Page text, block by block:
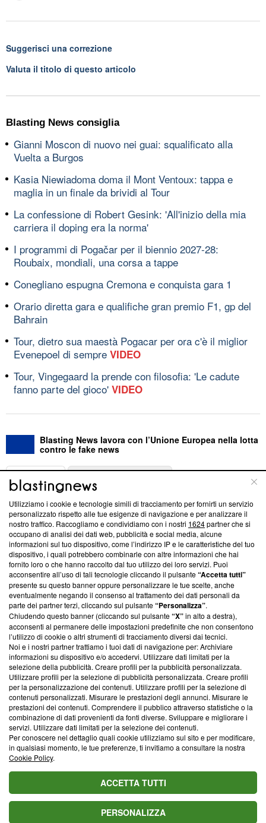
Suggerisci una correzione
Valuta il titolo di questo articolo
Blasting News consiglia
Gianni Moscon di nuovo nei guai: squalificato alla
Vuelta a Burgos
Kasia Niewiadoma doma il Mont Ventoux: tappa e
maglia in un finale da brividi al Tour
La confessione di Robert Gesink: 'All'inizio della mia
carriera il doping era la norma'
I programmi di Pogačar per il biennio 2027-28:
Roubaix, mondiali, una corsa a tappe
Conegliano espugna Cremona e conquista gara 1
Orario diretta gara e qualifiche gran premio F1, gp del
Bahrain
Tour, dietro sua maestà Pogacar per ora c'è il miglior
Evenepoel di sempre VIDEO
Tour, Vingegaard la prende con filosofia: 'Le cadute
fanno parte del gioco' VIDEO
Blasting News lavora con l’Unione Europea nella lotta
contro le fake news
ABOUT
Questa sezione offre informazioni trasparenti su Blasting
News, sui nostri processi editoriali e su come ci impegniamo a
creare news di qualità. Inoltre, afferma la nostra aderenza a
‘Trust Project - News with Integrity’Blasting News non è
ancora membro del programma, ma ha richiesto di farne
parte; Trust Project non ha ancora effettuato una verifica di
conformità agli standard.
Su di noi
Team editoriale
Corporate
Redazione
Informativa Privacy
Cookie Policy
Blasting SA, IDI CHE-247.845.224, Via Carlo Frasca, 3 - 6900
Lugano (Svizzera) Tel:+39 0690258937
© 2026 Blasting News
Utilizziamo i cookie e tecnologie simili di tracciamento per fornirti un servizio
personalizzato rispetto alle tue esigenze di navigazione e per analizzare il
nostro traffico. Raccogliamo e condividiamo con i nostri 1624partner che si
occupano di analisi dei dati web, pubblicità e social media, alcune
informazioni sul tuo dispositivo, come l’indirizzo IP e le caratteristiche del tuo
dispositivo, i quali potrebbero combinarle con altre informazioni che hai
fornito loro o che hanno raccolto dal tuo utilizzo dei loro servizi. Puoi
acconsentire all’uso di tali tecnologie cliccando il pulsante“Accetta tutti”
presente su questo banner oppure personalizzare le tue scelte, anche
eventualmente negando il consenso al trattamento dei dati personali da
parte dei partner terzi, cliccando sul pulsante“Personalizza”.
Chiudendo questo banner (cliccando sul pulsante“X”in alto a destra),
acconsenti al permanere delle impostazioni predefinite che non consentono
l’utilizzo di cookie o altri strumenti di tracciamento diversi dai tecnici.
Noi e i nostri partner trattiamo i tuoi dati di navigazione per: Archiviare
informazioni su dispositivo e/o accedervi. Utilizzare dati limitati per la
selezione della pubblicità. Creare profili per la pubblicità personalizzata.
Utilizzare profili per la selezione di pubblicità personalizzata. Creare profili
per la personalizzazione dei contenuti. Utilizzare profili per la selezione di
contenuti personalizzati. Misurare le prestazioni degli annunci. Misurare le
prestazioni dei contenuti. Comprendere il pubblico attraverso statistiche o la
combinazione di dati provenienti da fonti diverse. Sviluppare e migliorare i
servizi. Utilizzare dati limitati per la selezione dei contenuti.
Per conoscere nel dettaglio quali cookie utilizziamo sul sito e per modificare,
in qualsiasi momento, le tue preferenze, ti invitiamo a consultare la nostra
Cookie Policy.
ACCETTA TUTTI
PERSONALIZZA